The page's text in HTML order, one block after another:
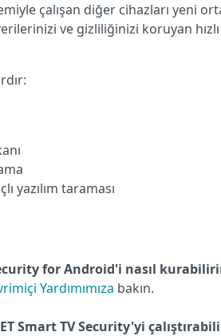
çalışan diğer cihazları yeni
ve gizliliğinizi koruyan
yazılım taraması
for Android'i nasıl
Yardımımıza bakın.
Smart TV Security'yi